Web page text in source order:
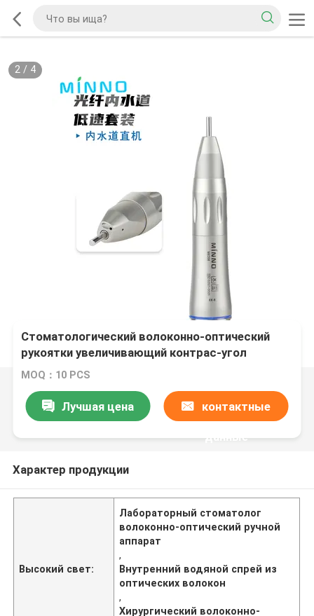
2/ 4
Стоматологический волоконно-оптический
рукоятки увеличивающий контрас-угол
внутренний водяной спрей низкой скорости
стоматолога
MOQ：10 PCS
Лучшая цена контактные
данные
Характер продукции
Высокий свет:
Лабораторный стоматолог
волоконно-оптический ручной
аппарат
,
Внутренний водяной спрей из
оптических волокон
,
Хирургический волоконно-